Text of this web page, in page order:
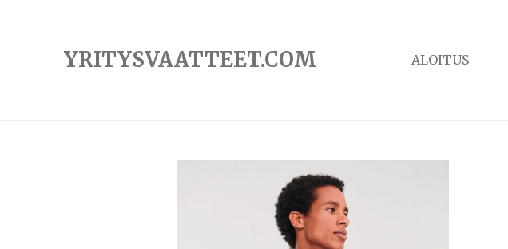
YRITYSVAATTEET.COM ALOITUS